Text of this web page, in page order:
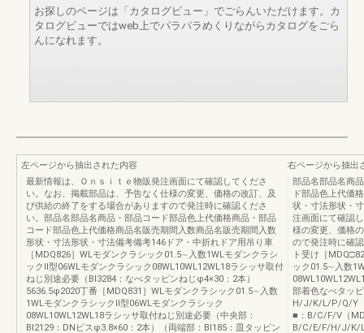
お探しのページは「カタログビュー」でごらんいただけます。カ
タログビューではweb上でパラパラめくりながらカタログをごら
んになれます。
左ページから抽出された内容
最新情報は、Ｏｎｓｉｔｅ物販発注画面にて確認してくださ
い。なお、掲載部品は、予告なく仕様の変更、価格の改訂、及
び供給の終了をする場合がありますので発注時に確認くださ
い。部品名部品名商品・部品コード部品色上代価格商品・部品
コード部品色上代価格商品名販売期間入数商品名販売期間入数
形状・寸法形状・寸法備考備考146ドア・中折れドア用吊り車
［MDQ826］WLモダンクラシック01.5∼入数1WLモダンクラシ
ックⅡ型06WLモダンクラシック08WL10WL12WL18ラシッサ取付
ねじ別途必要（BI3284：なべタッピンねじφ4×30：2本）
5636.5φ2020丁番［MDQ831］WLモダンクラシック01.5∼入数
1WLモダンクラシックⅡ型06WLモダンクラシック
08WL10WL12WL18ラシッサ取付ねじ別途必要（中央部：
BI2129：DNビスφ3.8×60：2本）（両端部：BI185：皿タッピン
右ページから抽出
部品名部品名商
ド部品色上代価
状・寸法形状・
注画面にて確認
様の変更、価格
ので発注時に確
ト受け［
ック01.5∼入数
部着色なべタッ
H/J/K/L/P/Q/Y（
■：B/C/F/V（
B/C/E/F/H/J/K/